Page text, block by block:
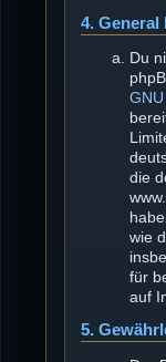
4. General
Du
die
wie
für
auf
5.